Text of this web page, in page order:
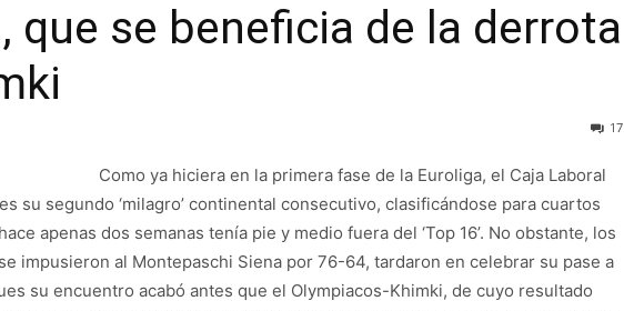
que se beneficia de la derrota
17
Como ya hiciera en la primera fase de la Euroliga, el Caja Laboral
su segundo ‘milagro’ continental consecutivo, clasificándose para cuartos
apenas dos semanas tenía pie y medio fuera del ‘Top 16’. No obstante, los
impusieron al Montepaschi Siena por 76-64, tardaron en celebrar su pase a
su encuentro acabó antes que el Olympiacos-Khimki, de cuyo resultado